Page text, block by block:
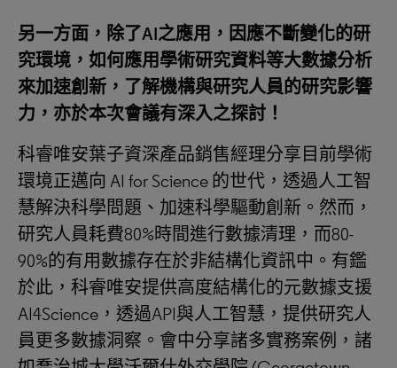
另一方面，除了AI之應用，因應不斷變化的研
究環境，如何應用學術研究資料等大數據分析
來加速創新，了解機構與研究人員的研究影響
力，亦於本次會議有深入之探討！
科睿唯安葉子資深產品銷售經理分享目前學術
環境正邁向 AI for Science 的世代，透過人工智
慧解決科學問題、加速科學驅動創新。然而，
研究人員耗費80%時間進行數據清理，而80-
90%的有用數據存在於非結構化資訊中。有鑑
於此，科睿唯安提供高度結構化的元數據支援
AI4Science，透過API與人工智慧，提供研究人
員更多數據洞察。會中分享諸多實務案例，諸